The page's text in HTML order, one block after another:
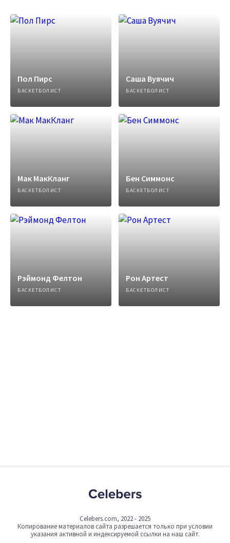
Пол Пирс
БАСКЕТБОЛИСТ
Саша Вуячич
БАСКЕТБОЛИСТ
Мак МакКланг
БАСКЕТБОЛИСТ
Бен Симмонс
БАСКЕТБОЛИСТ
Рэймонд Фелтон
БАСКЕТБОЛИСТ
Рон Артест
БАСКЕТБОЛИСТ
Celebers.com, 2022 - 2025
Копирование материалов сайта разрешается только при условии
указания активной и индексируемой ссылки на наш сайт.